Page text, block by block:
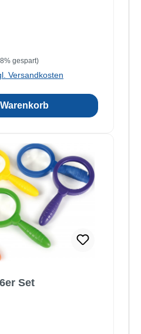
gespart)
Versandkosten
Set